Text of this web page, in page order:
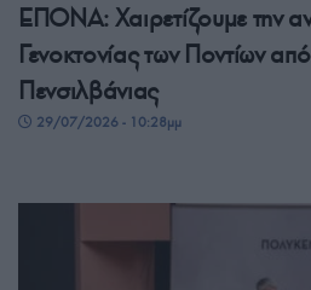
ΕΠΟΝΑ: Χαιρετίζουμε την
Γενοκτονίας των Ποντίων από
Πενσιλβάνιας
29/07/2026 - 10:28μμ